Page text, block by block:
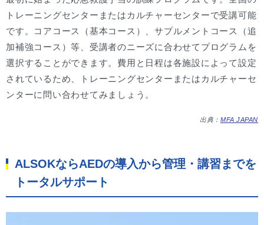
トレーニングセンターまたはカルチャーセンターで受講可能
です。コアコース（基本コース）、サプルメントコース（追
加補強コース）等、受講者のニーズに合わせてプログラムを
選択することができます。費用と日程は各施設によって設定
されているため、トレーニングセンターまたはカルチャーセ
ンターに問い合わせてみましょう。
出典：MFA JAPAN
ALSOKならAEDの導入から管理・講習までを
トータルサポート